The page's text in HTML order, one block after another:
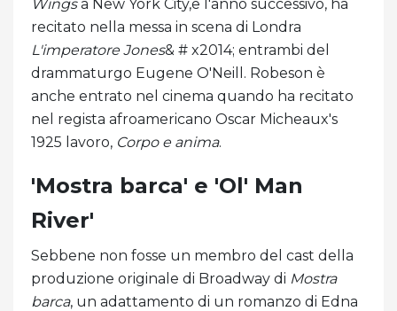
Wingsa New York City,e l'anno successivo, ha
recitato nella messa in scena di Londra
L'imperatore Jones& # x2014; entrambi del
drammaturgo Eugene O'Neill. Robeson è
anche entrato nel cinema quando ha recitato
nel regista afroamericano Oscar Micheaux's
1925 lavoro, Corpo e anima.
'Mostra barca' e 'Ol' Man
River'
Sebbene non fosse un membro del cast della
produzione originale di Broadway di Mostra
barca, un adattamento di un romanzo di Edna